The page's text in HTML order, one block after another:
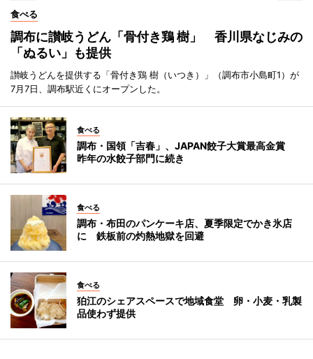
食べる
調布に讃岐うどん「骨付き鶏 樹」 香川県なじみの
「ぬるい」も提供
讃岐うどんを提供する「骨付き鶏 樹（いつき）」（調布市小島町1）が
7月7日、調布駅近くにオープンした。
食べる
調布・国領「吉春」、JAPAN餃子大賞最高金賞
昨年の水餃子部門に続き
食べる
調布・布田のパンケーキ店、夏季限定でかき氷店
に 鉄板前の灼熱地獄を回避
食べる
狛江のシェアスペースで地域食堂 卵・小麦・乳製
品使わず提供